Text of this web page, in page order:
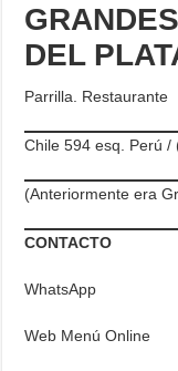
DEL
Parrilla. Restaurante
Chile 594 esq. Perú /
(Anteriormente era
CONTACTO
WhatsApp
Web Menú Online